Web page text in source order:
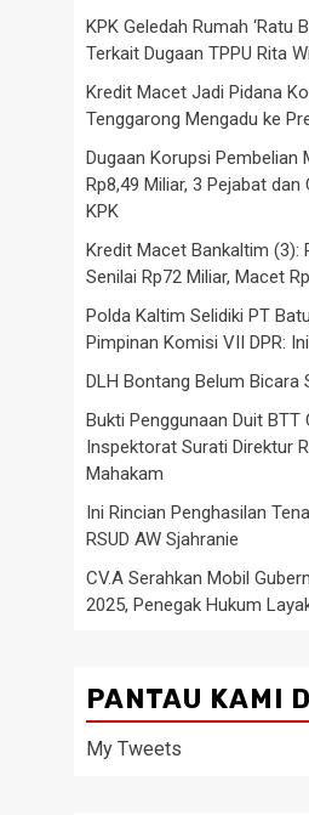
KPK Geledah Rumah ‘Ratu
Terkait Dugaan TPPU Rita
Kredit Macet Jadi Pidana
Tenggarong Mengadu ke
Dugaan Korupsi Pembelian
Rp8,49 Miliar, 3 Pejabat
KPK
Kredit Macet Bankaltim (3):
Senilai Rp72 Miliar, Macet
Polda Kaltim Selidiki PT
Pimpinan Komisi VII DPR:
DLH Bontang Belum Bicara
Bukti Penggunaan Duit BTT
Inspektorat Surati Direktur
Mahakam
Ini Rincian Penghasilan
RSUD AW Sjahranie
CV.A Serahkan Mobil
2025, Penegak Hukum
PANTAU KAMI
My Tweets